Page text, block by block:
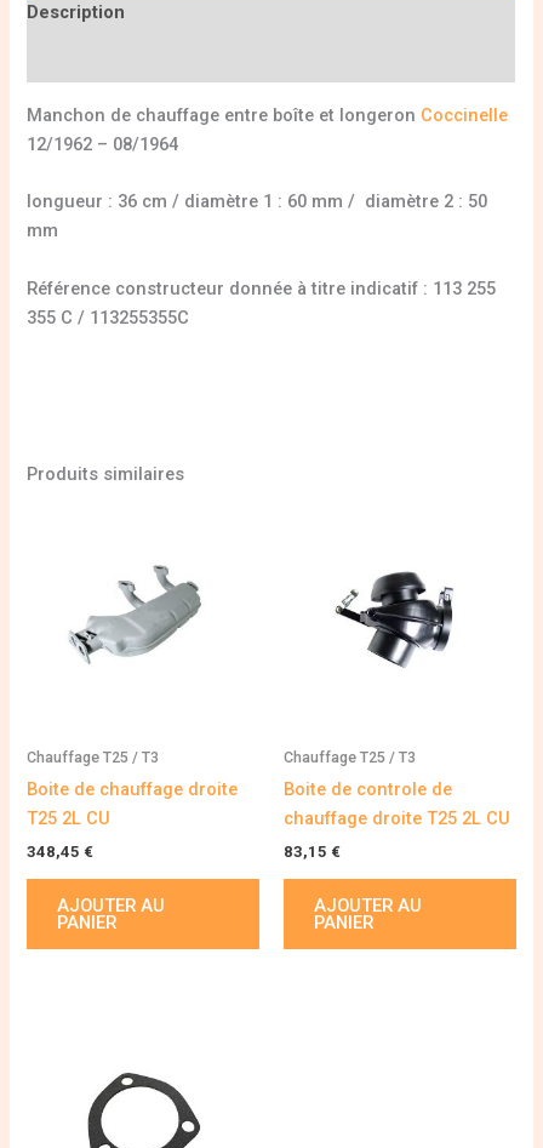
Description
Manchon de chauffage entre boîte et longeron Coccinelle
12/1962 – 08/1964
longueur : 36 cm / diamètre 1 : 60 mm / diamètre 2 : 50
mm
Référence constructeur donnée à titre indicatif : 113 255
355 C / 113255355C
Produits similaires
Chauffage T25 / T3
Boite de chauffage droite
T25 2L CU
348,45 €
AJOUTER AU
PANIER
Chauffage T25 / T3
Boite de controle de
chauffage droite T25 2L CU
83,15 €
AJOUTER AU
PANIER